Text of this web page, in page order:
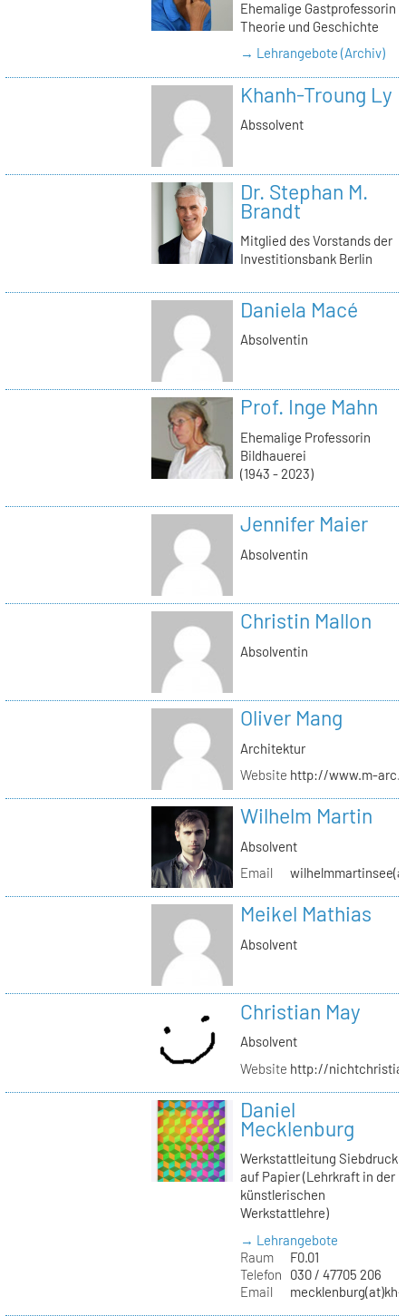
Ehemalige Gastprofessorin
Theorie und Geschichte
→ Lehrangebote (Archiv)
Khanh-Troung Ly
Abssolvent
Dr. Stephan M.
Brandt
Mitglied des Vorstands der
Investitionsbank Berlin
Daniela Macé
Absolventin
Prof. Inge Mahn
Ehemalige Professorin
Bildhauerei
(1943 - 2023)
Jennifer Maier
Absolventin
Christin Mallon
Absolventin
Oliver Mang
Architektur
Website http://www.m-
Wilhelm Martin
Absolvent
Email
Meikel Mathias
Absolvent
Christian May
Absolvent
Website http://
Daniel
Mecklenburg
Werkstattleitung Siebdruck
auf Papier (Lehrkraft in der
künstlerischen
Werkstattlehre)
→ Lehrangebote
Raum
F0.01
Telefon
030 / 47705 206
Email